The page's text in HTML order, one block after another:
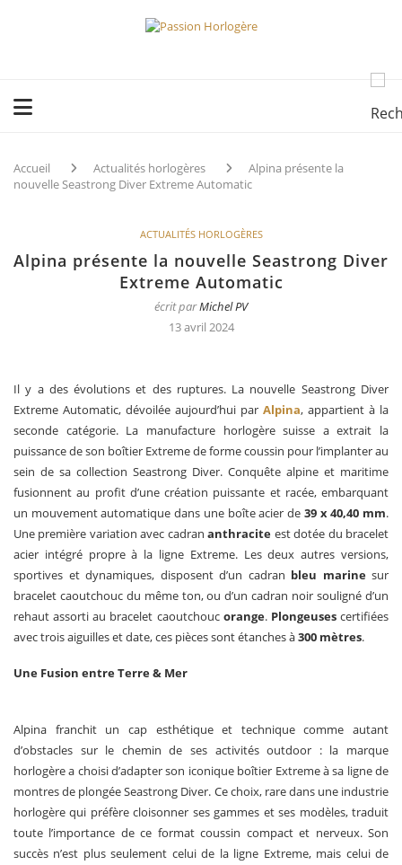
Accueil Actualités horlogères
Alpina présente la
nouvelle Seastrong Diver Extreme Automatic
ACTUALITÉS HORLOGÈRES
Alpina présente la nouvelle Seastrong Diver
Extreme Automatic
écrit parMichel PV
13 avril 2024
Il y a des évolutions et des ruptures. La nouvelle Seastrong Diver
Extreme Automatic, dévoilée aujourd’hui par Alpina, appartient à la
seconde catégorie. La manufacture horlogère suisse a extrait la
puissance de son boîtier Extreme de forme coussin pour l’implanter au
sein de sa collection Seastrong Diver. Conquête alpine et maritime
fusionnent au profit d’une création puissante et racée, embarquant
un mouvement automatique dans une boîte acier de 39 x 40,40 mm.
Une première variation avec cadrananthracite est dotée du bracelet
acier intégré propre à la ligne Extreme. Les deux autres versions,
sportives et dynamiques, disposent d’un cadran bleu marinesur
bracelet caoutchouc du même ton, ou d’un cadran noir souligné d’un
rehaut assorti au bracelet caoutchouc orange. Plongeusescertifiées
avec trois aiguilles et date, ces pièces sont étanches à300 mètres.
Une Fusion entre Terre & Mer
Alpina franchit un cap esthétique et technique comme autant
d’obstacles sur le chemin de ses activités outdoor : la marque
horlogère a choisi d’adapter son iconique boîtier Extreme à sa ligne de
montres de plongée Seastrong Diver. Ce choix, rare dans une industrie
horlogère qui préfère cloisonner ses gammes et ses modèles, traduit
toute l’importance de ce format coussin compact et nerveux. Son
succès n’est plus seulement celui de la ligne Extreme, mais celui de